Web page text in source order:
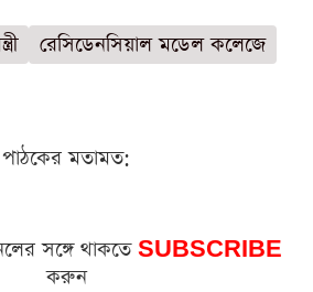
রেসিডেনসিয়াল মডেল কলেজে
পাঠকের মতামত:
সঙ্গে থাকতে SUBSCRIBE
করুন